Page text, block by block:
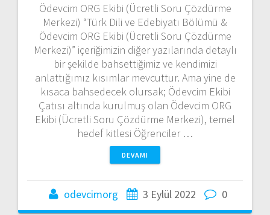
Ödevcim ORG Ekibi (Ücretli Soru Çözdürme
Merkezi) “Türk Dili ve Edebiyatı Bölümü &
Ödevcim ORG Ekibi (Ücretli Soru Çözdürme
Merkezi)” içeriğimizin diğer yazılarında detaylı
bir şekilde bahsettiğimiz ve kendimizi
anlattığımız kısımlar mevcuttur. Ama yine de
kısaca bahsedecek olursak; Ödevcim Ekibi
Çatısı altında kurulmuş olan Ödevcim ORG
Ekibi (Ücretli Soru Çözdürme Merkezi), temel
hedef kitlesi Öğrenciler …
DEVAMI
odevcimorg 3 Eylül 2022 0